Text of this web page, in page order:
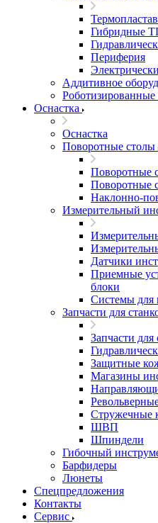
Гибридные
Периферия
Аддитивное
Оснастка
Оснастка
Поворотные столы
Поворотные
Поворотные
Наклонно-
Измерительный
Датчики
Приемные
блоки
Системы для
Запчасти для
Запчасти
Защитные
Магазины
Стружечные
ШВП
Шпиндели
Гибочный
Барфидеры
Люнеты
Спецпредложения
Контакты
Сервис